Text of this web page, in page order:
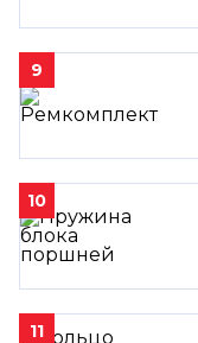
9
10
11